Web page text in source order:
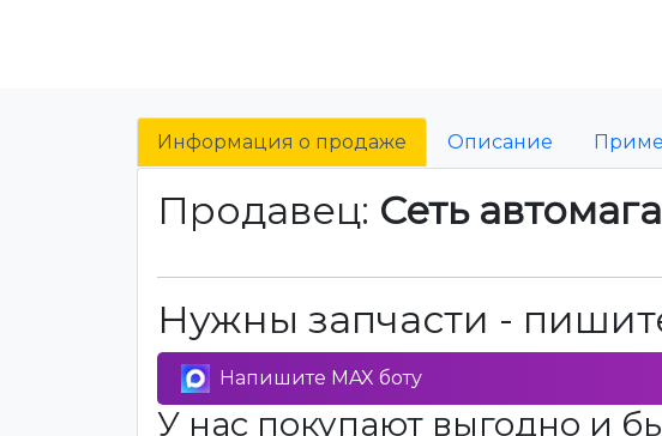
Информация о продаже Описание
Продавец: Сеть
Нужны запчасти -
Напишите MAX боту
У нас покупают выгодно и